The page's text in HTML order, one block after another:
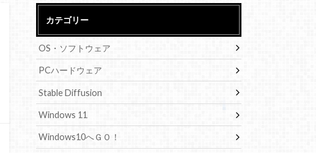
カテゴリー
OS・ソフトウェア
PCハードウェア
Stable Diffusion
Windows 11
Windows10へＧＯ！